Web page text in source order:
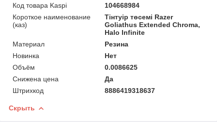
Код товара Kaspi
104668984
Короткое наименование
(каз)
Тінтуір төсемі Razer
Goliathus Extended Chroma,
Halo Infinite
Материал
Резина
Новинка
Нет
Объём
0.0086625
Снижена цена
Да
Штрихкод
8886419318637
Скрыть